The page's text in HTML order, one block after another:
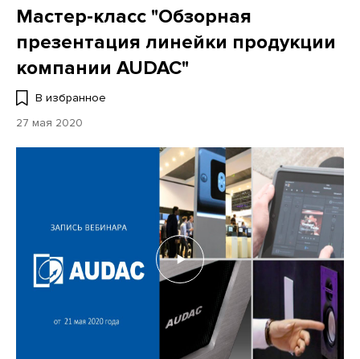
Мастер-класс "Обзорная
презентация линейки продукции
компании AUDAC"
В избранное
27 мая 2020